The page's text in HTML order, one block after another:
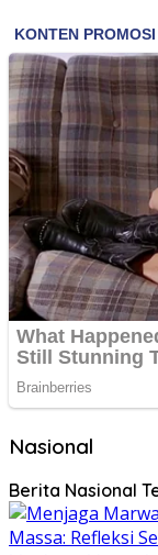
Nasional
Berita Nasional